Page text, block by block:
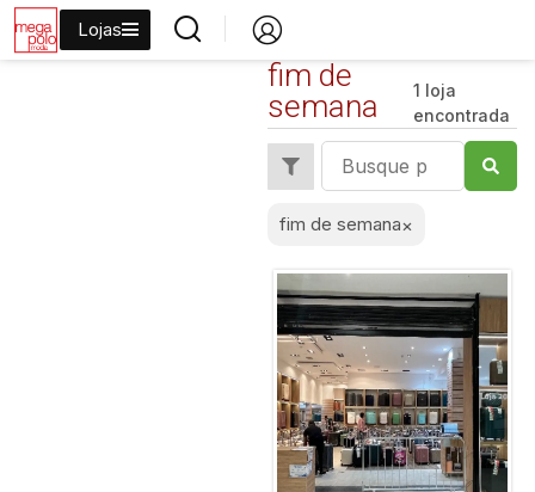
Lojas
fim de
semana
1 loja
encontrada
fim de semana×